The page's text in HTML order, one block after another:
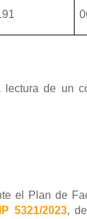
de un
el Plan de
5321/2023,